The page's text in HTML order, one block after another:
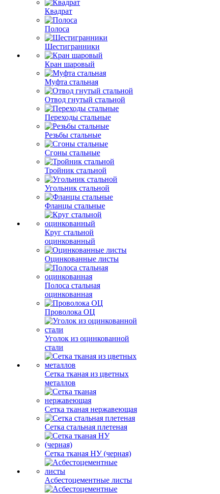
Квадрат
Полоса
Шестигранники
Кран шаровый
Муфта стальная
Отвод гнутый стальной
Переходы стальные
Резьбы стальные
Сгоны стальные
Тройник стальной
Угольник стальной
Фланцы стальные
Круг стальной
оцинкованный
Оцинкованные листы
Полоса стальная
оцинкованная
Проволока ОЦ
Уголок из оцинкованной
стали
Сетка тканая из цветных
металлов
Сетка тканая нержавеющая
Сетка стальная плетеная
Сетка тканая НУ (черная)
Асбестоцементные листы